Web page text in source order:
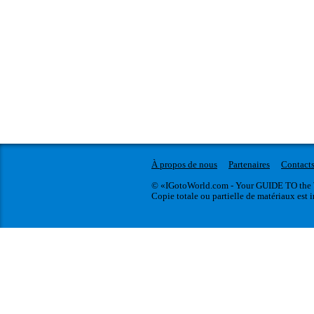
À propos de nous Partenaires
Contacts
© «IGotoWorld.com - Your GUIDE TO the
Copie totale ou partielle de matériaux est